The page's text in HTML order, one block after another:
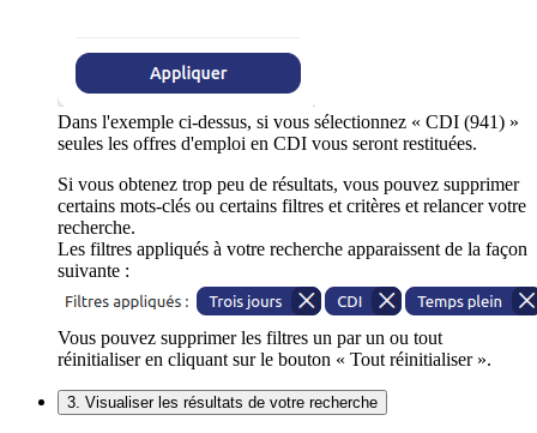
Dans l'exemple ci-dessus, si vous sélectionnez « CDI (941) »
seules les offres d'emploi en CDI vous seront restituées.
Si vous obtenez trop peu de résultats, vous pouvez supprimer
certains mots-clés ou certains filtres et critères et relancer votre
recherche.
Les filtres appliqués à votre recherche apparaissent de la façon
suivante :
Vous pouvez supprimer les filtres un par un ou tout
réinitialiser en cliquant sur le bouton « Tout réinitialiser ».
3. Visualiser les résultats de votre recherche